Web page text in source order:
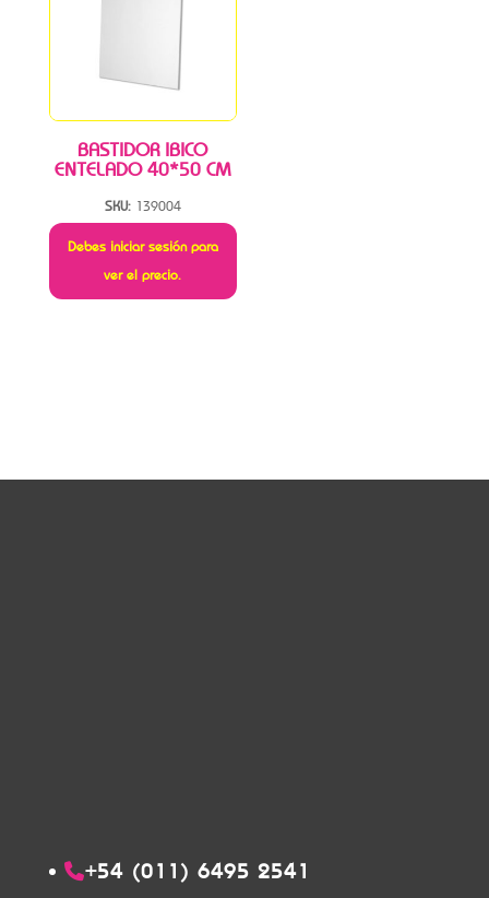
BASTIDOR IBICO
ENTELADO 40*50 CM
SKU: 139004
Debes iniciar sesión para
ver el precio.
+54 (011) 6495 2541